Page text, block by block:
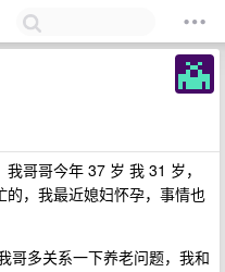
哥哥今年 37 岁 我 31 岁，
，我最近媳妇怀孕，事情也
哥多关系一下养老问题，我和